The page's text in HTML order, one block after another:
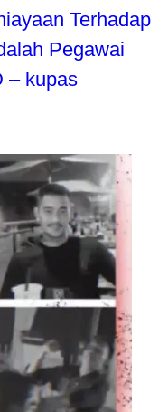
Terhadap
Pegawai
– kupas